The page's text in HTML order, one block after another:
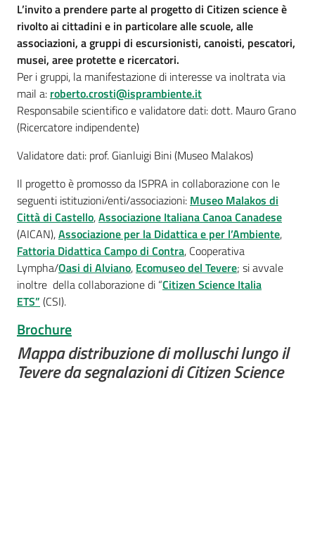
L’invito a prendere parte al progetto di Citizen science è
rivolto ai cittadini e in particolare alle scuole, alle
associazioni, a gruppi di escursionisti, canoisti, pescatori,
musei, aree protette e ricercatori.
Per i gruppi, la manifestazione di interesse va inoltrata via
mail a: roberto.crosti@isprambiente.it
Responsabile scientifico e validatore dati: dott. Mauro Grano
(Ricercatore indipendente)
Validatore dati: prof. Gianluigi Bini (Museo Malakos)
Il progetto è promosso da ISPRA in collaborazione con le
seguenti istituzioni/enti/associazioni: Museo Malakos di
Città di Castello,Associazione Italiana Canoa Canadese
(AICAN),Associazione per la Didattica e per l’Ambiente,
Fattoria Didattica Campo di Contra, Cooperativa
Lympha/Oasi di Alviano, Ecomuseo del Tevere; si avvale
inoltre della collaborazione di “Citizen Science Italia
ETS” (CSI).
Brochure
Mappa distribuzione di molluschi lungo il
Tevere da segnalazioni di Citizen Science